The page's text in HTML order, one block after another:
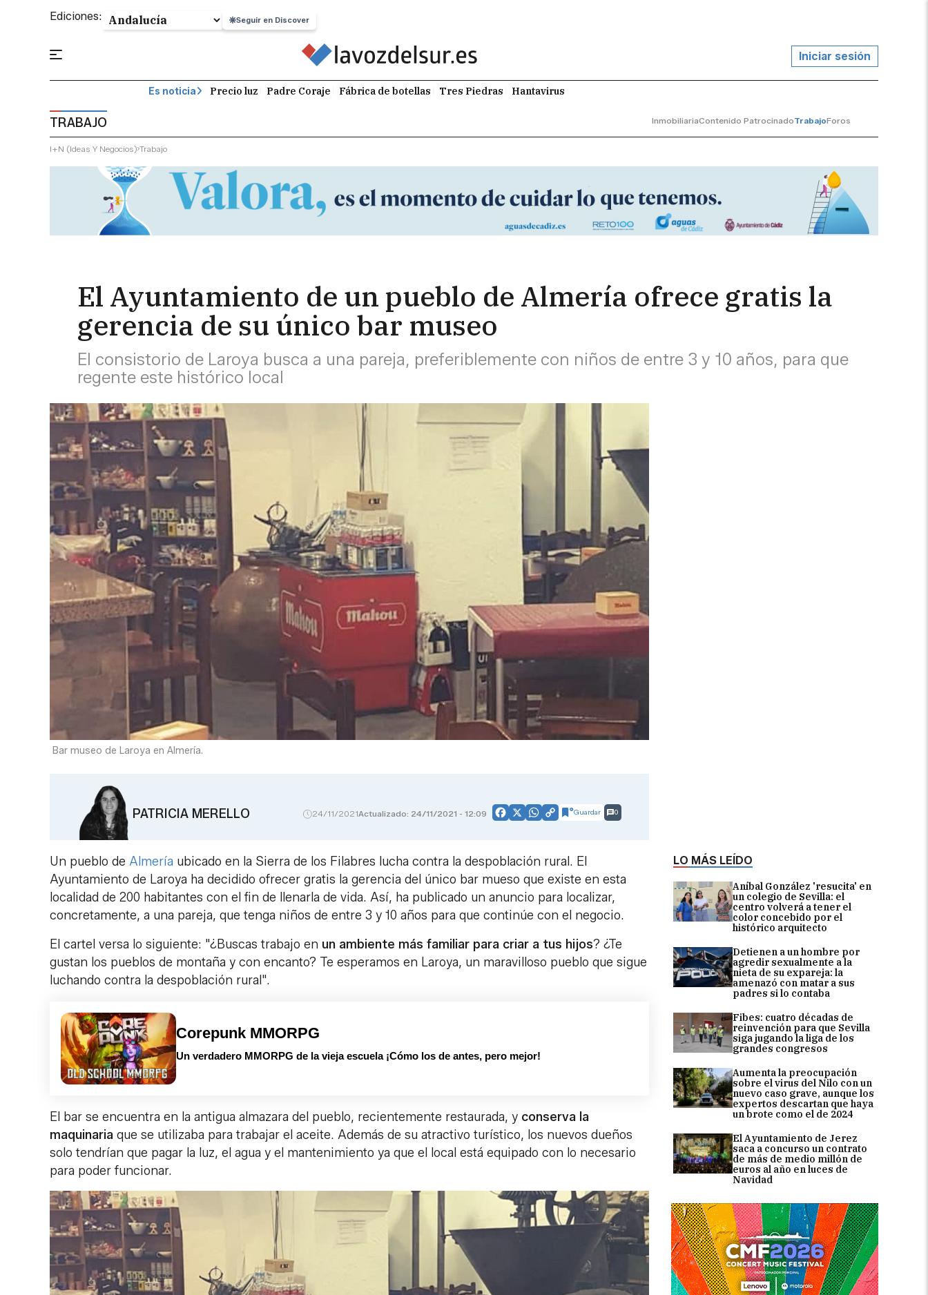
Ediciones: Seguir en Discover
Iniciar sesión
Es noticia Precio luz Padre Coraje Fábrica de botellas Tres Piedras Hantavirus
TRABAJO InmobiliariaContenido PatrocinadoTrabajoForos
I+n (ideas Y Negocios) Trabajo
El Ayuntamiento de un pueblo de Almería ofrece gratis la
gerencia de su único bar museo
El consistorio de Laroya busca a una pareja, preferiblemente con niños de entre 3 y 10 años, para que
regente este histórico local
LO MÁS LEÍDO
Aníbal González 'resucita' en
un colegio de Sevilla: el
centro volverá a tener el
color concebido por el
histórico arquitecto
Detienen a un hombre por
agredir sexualmente a la
nieta de su expareja: la
amenazó con matar a sus
padres si lo contaba
Fibes: cuatro décadas de
reinvención para que Sevilla
siga jugando la liga de los
grandes congresos
Aumenta la preocupación
sobre el virus del Nilo con un
nuevo caso grave, aunque los
expertos descartan que haya
un brote como el de 2024
El Ayuntamiento de Jerez
saca a concurso un contrato
de más de medio millón de
euros al año en luces de
Navidad
Bar museo de Laroya en Almería.
PATRICIA MERELLO 24/11/2021Actualizado: 24/11/2021 - 12:09 Facebook
X WhatsApp
CopyGuardar 0
Un pueblo de Almería ubicado en la Sierra de los Filabres lucha contra la despoblación rural. El
Ayuntamiento de Laroya ha decidido ofrecer gratis la gerencia del único bar mueso que existe en esta
localidad de 200 habitantes con el fin de llenarla de vida. Así, ha publicado un anuncio para localizar,
concretamente, a una pareja, que tenga niños de entre 3 y 10 años para que continúe con el negocio.
El cartel versa lo siguiente: "¿Buscas trabajo en un ambiente más familiar para criar a tus hijos? ¿Te
gustan los pueblos de montaña y con encanto? Te esperamos en Laroya, un maravilloso pueblo que sigue
luchando contra la despoblación rural".
Corepunk MMORPG
Un verdadero MMORPG de la vieja escuela ¡Cómo los de antes, pero mejor!
El bar se encuentra en la antigua almazara del pueblo, recientemente restaurada, y conserva la
maquinaria que se utilizaba para trabajar el aceite. Además de su atractivo turístico, los nuevos dueños
solo tendrían que pagar la luz, el agua y el mantenimiento ya que el local está equipado con lo necesario
para poder funcionar.